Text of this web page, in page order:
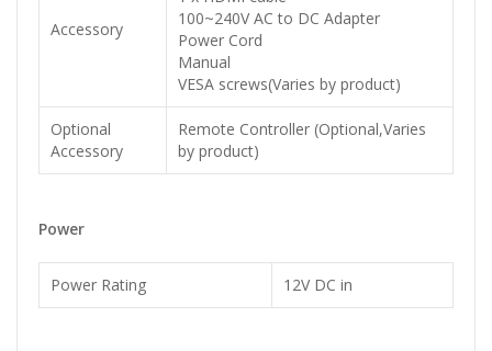
Accessory
100~240V AC to DC Adapter
Power Cord
Manual
VESA screws(Varies by product)
Optional
Accessory
Remote Controller (Optional,Varies
by product)
Power
Power Rating 12V DC in